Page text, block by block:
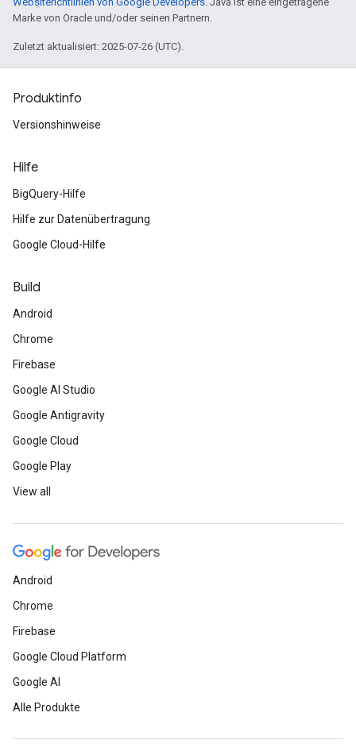
Marke von Oracle und/oder seinen Partnern.
Zuletzt aktualisiert: 2025-07-26 (UTC).
Produktinfo
Versionshinweise
Hilfe
BigQuery-Hilfe
Hilfe zur Datenübertragung
Google Cloud-Hilfe
Build
Android
Chrome
Firebase
Google AI Studio
Google Antigravity
Google Cloud
Google Play
View all
Android
Chrome
Firebase
Google Cloud Platform
Google AI
Alle Produkte